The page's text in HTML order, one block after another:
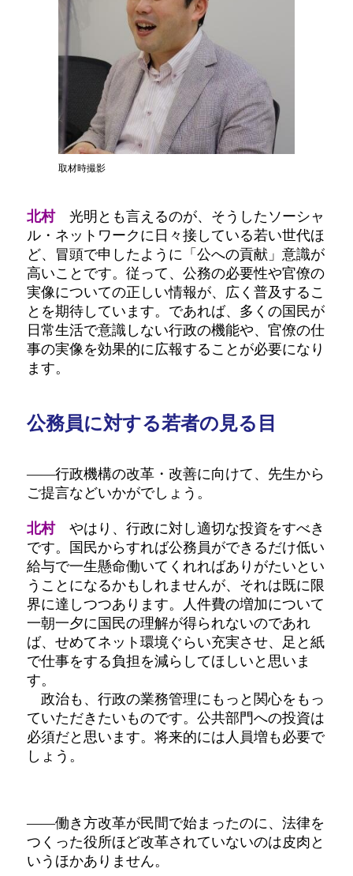
取材時撮影
北村光明とも言えるのが、そうしたソーシャ
ル・ネットワークに日々接している若い世代ほ
ど、冒頭で申したように「公への貢献」意識が
高いことです。従って、公務の必要性や官僚の
実像についての正しい情報が、広く普及するこ
とを期待しています。であれば、多くの国民が
日常生活で意識しない行政の機能や、官僚の仕
事の実像を効果的に広報することが必要になり
ます。
公務員に対する若者の見る目
――行政機構の改革・改善に向けて、先生から
ご提言などいかがでしょう。
北村やはり、行政に対し適切な投資をすべき
です。国民からすれば公務員ができるだけ低い
給与で一生懸命働いてくれればありがたいとい
うことになるかもしれませんが、それは既に限
界に達しつつあります。人件費の増加について
一朝一夕に国民の理解が得られないのであれ
ば、せめてネット環境ぐらい充実させ、足と紙
で仕事をする負担を減らしてほしいと思いま
す。
政治も、行政の業務管理にもっと関心をもっ
ていただきたいものです。公共部門への投資は
必須だと思います。将来的には人員増も必要で
しょう。
――働き方改革が民間で始まったのに、法律を
つくった役所ほど改革されていないのは皮肉と
いうほかありません。